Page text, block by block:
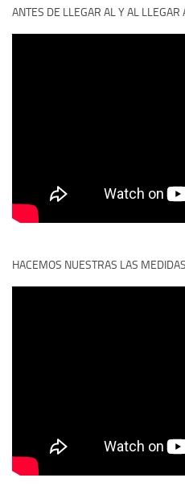
ANTES DE LLEGAR AL Y AL LLEGAR
HACEMOS NUESTRAS LAS